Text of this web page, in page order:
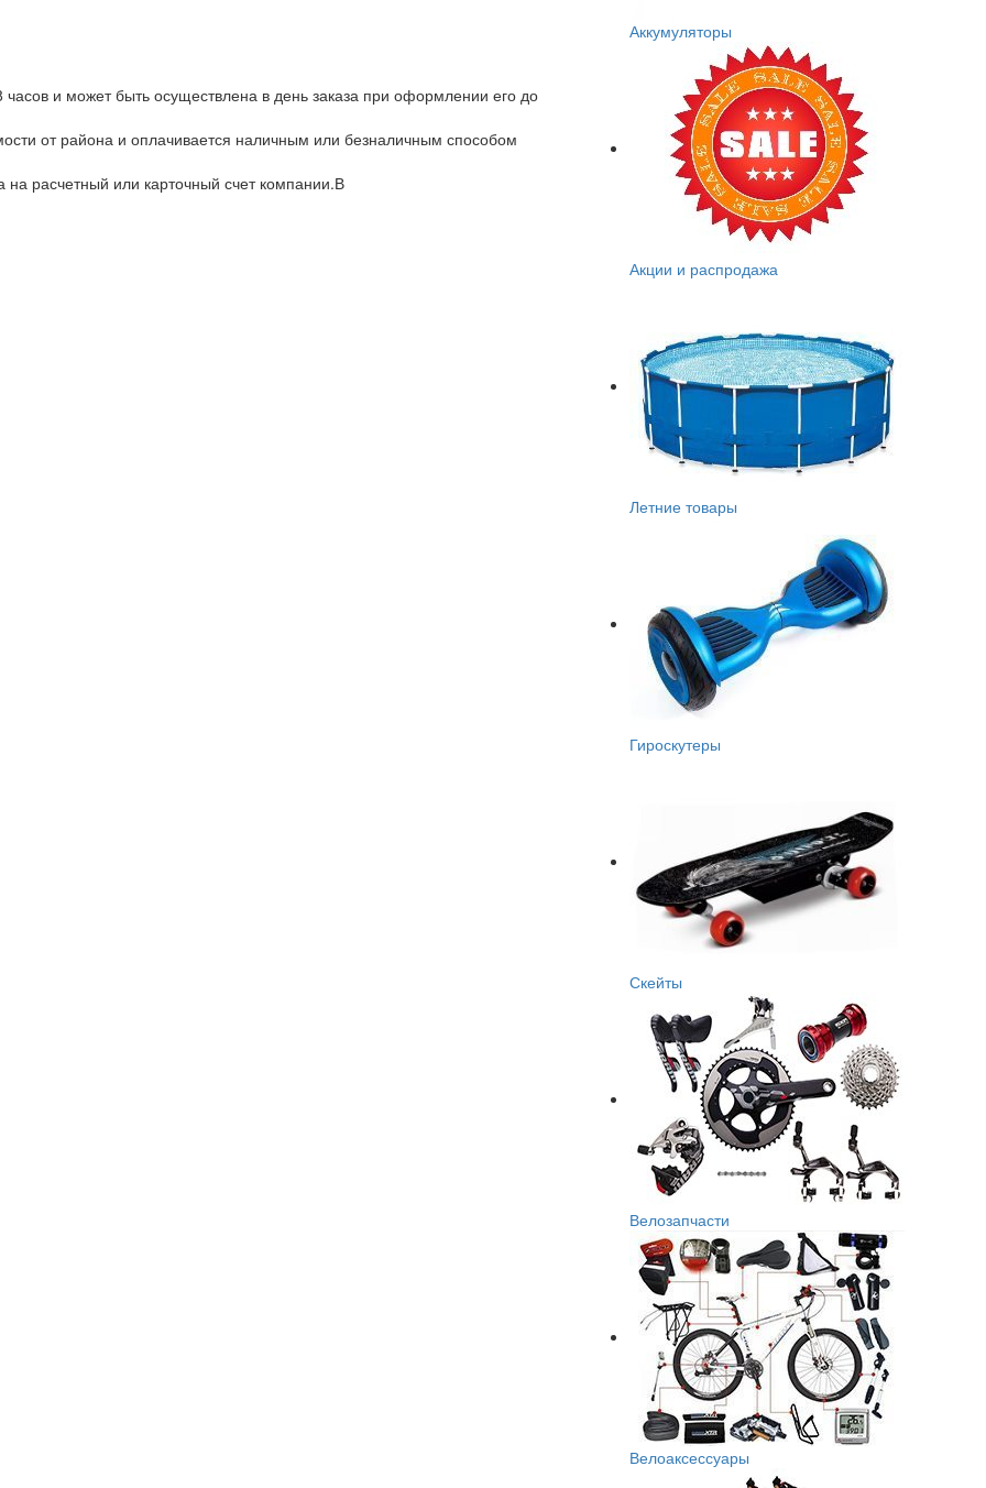
и может быть осуществлена в день заказа при оформлении его до
от района и оплачивается наличным или безналичным способом
на расчетный или карточный счет компании.В
Аккумуляторы
Акции и распродажа
Летние товары
Гироскутеры
Скейты
Велозапчасти
Велоаксессуары